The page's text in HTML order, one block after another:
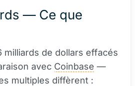
— Ce que
milliards de dollars effacés
avec Coinbase —
multiples diffèrent :